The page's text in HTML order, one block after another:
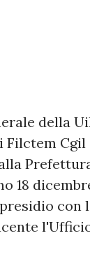
della
Cgil
18
con